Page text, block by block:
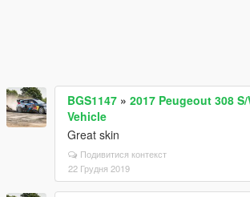
BGS1147 » 2017 Peugeout 308
Vehicle
Great skin
Подивитися контекст
22 Грудня 2019